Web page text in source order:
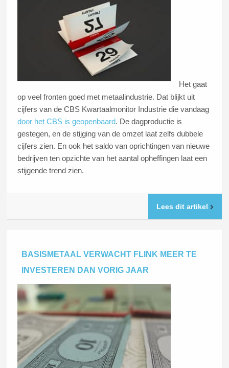
Het gaat
op veel fronten goed met metaalindustrie. Dat blijkt uit
cijfers van de CBS Kwartaalmonitor Industrie die vandaag
door het CBS is geopenbaard. De dagproductie is
gestegen, en de stijging van de omzet laat zelfs dubbele
cijfers zien. En ook het saldo van oprichtingen van nieuwe
bedrijven ten opzichte van het aantal opheffingen laat een
stijgende trend zien.
Lees dit artikel
BASISMETAAL VERWACHT FLINK MEER TE
INVESTEREN DAN VORIG JAAR